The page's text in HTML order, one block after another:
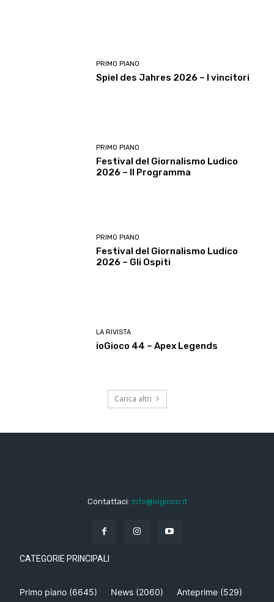
PRIMO PIANO
Spiel des Jahres 2026 – I vincitori
PRIMO PIANO
Festival del Giornalismo Ludico
2026 – Il Programma
PRIMO PIANO
Festival del Giornalismo Ludico
2026 – Gli Ospiti
LA RIVISTA
ioGioco 44 – Apex Legends
Carica altri
Contattaci: info@iogioco.it
CATEGORIE PRINCIPALI
Primo piano (6645) News (2060) Anteprime (529)